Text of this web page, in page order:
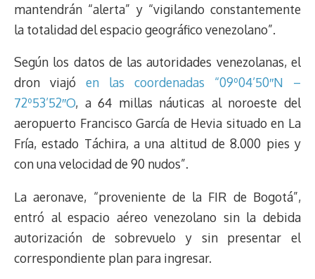
mantendrán “alerta” y “vigilando constantemente
la totalidad del espacio geográfico venezolano”.
Según los datos de las autoridades venezolanas, el
dron viajó en las coordenadas “09º04’50″N –
72º53’52″O, a 64 millas náuticas al noroeste del
aeropuerto Francisco García de Hevia situado en La
Fría, estado Táchira, a una altitud de 8.000 pies y
con una velocidad de 90 nudos”.
La aeronave, “proveniente de la FIR de Bogotá”,
entró al espacio aéreo venezolano sin la debida
autorización de sobrevuelo y sin presentar el
correspondiente plan para ingresar.